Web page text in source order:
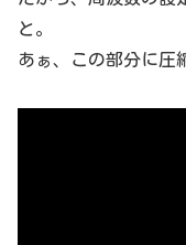
と。
あぁ、この部分に圧